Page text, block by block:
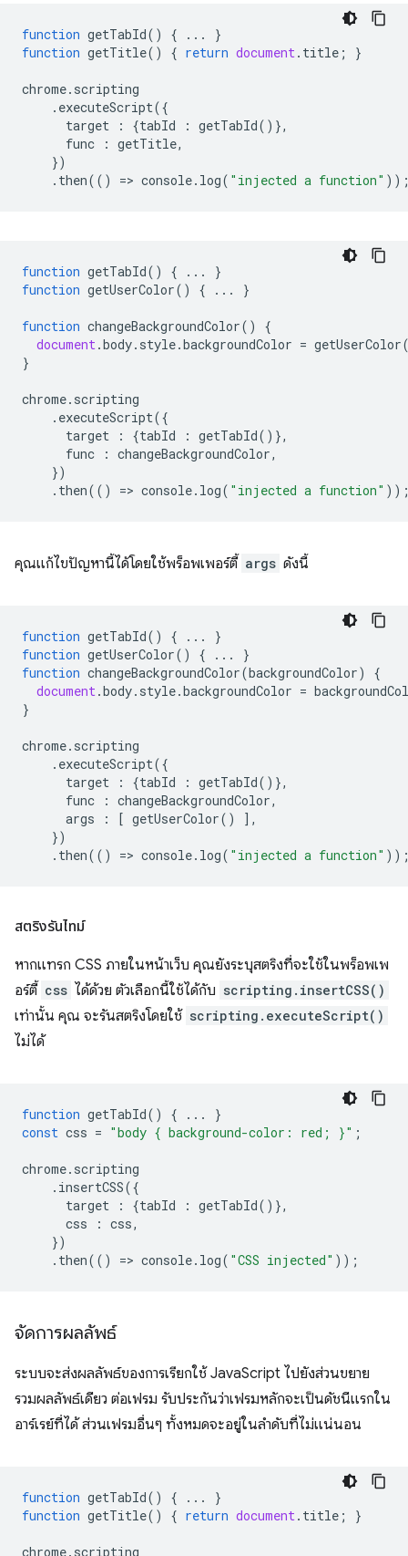
function getTabId() { ...
}
function getTitle() { return document. title ; }
chrome. scripting
. executeScript({
target
: {tabId : getTabId()},
func
: getTitle,
})
. then(() => console. log( "injected a function"
function getTabId() { ...
}
function getUserColor() { ... }
function changeBackgroundColor()
{
document.body. style.backgroundColor = getUserColor
}
chrome. scripting
. executeScript({
target
: {tabId : getTabId()},
func
: changeBackgroundColor,
})
. then(() => console. log( "injected a function"
คุณแก้ไขปัญหานี้ได้โดยใช้พร็อพเพอร์ตี้ args ดังนี้
function getTabId() { ...
}
function getUserColor() { ...
}
function changeBackgroundColor(backgroundColor)
{
document.body. style.backgroundColor =
}
chrome. scripting
. executeScript({
target
: {tabId : getTabId()},
func
: changeBackgroundColor,
args
: [ getUserColor()
],
})
. then(() => console. log( "injected a function"
สตริงรันไทม์
หากแทรก CSS ภายในหน้าเว็บ คุณยังระบุสตริงที่จะใช้ในพร็อพเพ
อร์ตี้ css ได้ด้วย ตัวเลือกนี้ใช้ได้กับ scripting.insertCSS()
เท่านั้น คุณ จะรันสตริงโดยใช้ scripting.executeScript()
ไม่ได้
function getTabId() { ...
}
const css = "body { background-color: red; }" ;
chrome. scripting
. insertCSS({
target
: {tabId : getTabId()},
css
: css,
})
. then(() => console. log( "CSS injected" ));
จัดการผลลัพธ์
ระบบจะส่งผลลัพธ์ของการเรียกใช้ JavaScript ไปยังส่วนขยาย
รวมผลลัพธ์เดียว ต่อเฟรม รับประกันว่าเฟรมหลักจะเป็นดัชนีแรกใน
อาร์เรย์ที่ได้ ส่วนเฟรมอื่นๆ ทั้งหมดจะอยู่ในลำดับที่ไม่แน่นอน
function getTabId() { ...
}
function getTitle() { return document. title ; }
chrome. scripting